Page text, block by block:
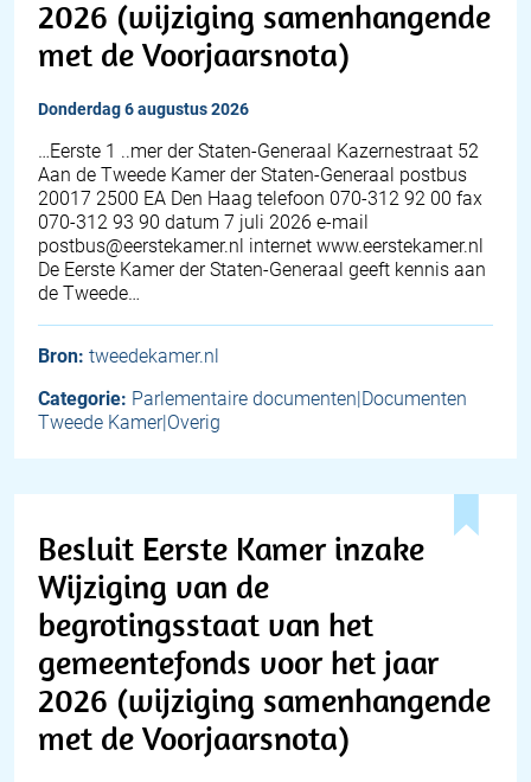
2026 (wijziging samenhangende
met de Voorjaarsnota)
donderdag 6 augustus 2026
…Eerste 1 ..mer der Staten-Generaal Kazernestraat 52
Aan de Tweede Kamer der Staten-Generaal postbus
20017 2500 EA Den Haag telefoon 070-312 92 00 fax
070-312 93 90 datum 7 juli 2026 e-mail
postbus@eerstekamer.nl internet www.eerstekamer.nl
De Eerste Kamer der Staten-Generaal geeft kennis aan
de Tweede…
Bron: tweedekamer.nl
Categorie: Parlementaire documenten|Documenten
Tweede Kamer|Overig
Besluit Eerste Kamer inzake
Wijziging van de
begrotingsstaat van het
gemeentefonds voor het jaar
2026 (wijziging samenhangende
met de Voorjaarsnota)